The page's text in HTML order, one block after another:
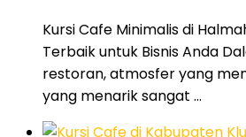
Kursi Cafe Minimalis di
Terbaik untuk Bisnis Anda
restoran, atmosfer yang
yang menarik sangat …